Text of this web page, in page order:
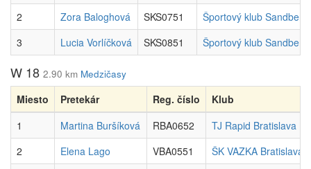
2
Zora Baloghová SKS0751
Športový klub Sandberg
3
Lucia Vorlíčková SKS0851 Športový klub Sandberg
W 18 2.90 km Medzičasy
Miesto Pretekár Reg. číslo
Klub
1
Martina Buršíková RBA0652
TJ Rapid Bratislava
2
Elena Lago VBA0551
ŠK VAZKA Bratislava